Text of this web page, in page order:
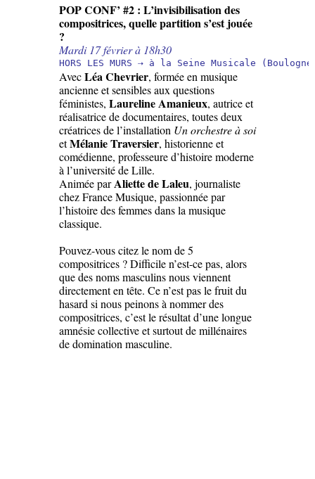
POP CONF’ #2 : L’invisibilisation des
compositrices, quelle partition s’est jouée
?
Mardi 17 février à 18h30
HORS LES MURS ⇢ à la Seine Musicale
AvecLéa Chevrier, formée en musique
ancienne et sensibles aux questions
féministes, Laureline Amanieux, autrice et
réalisatrice de documentaires, toutes deux
créatrices de l’installation Un orchestre à soi
etMélanie Traversier, historienne et
comédienne, professeure d’histoire moderne
à l’université de Lille.
Animée parAliette de Laleu, journaliste
chez France Musique, passionnée par
l’histoire des femmes dans la musique
classique.
Pouvez-vous citez le nom de 5
compositrices ? Difficile n’est-ce pas, alors
que des noms masculins nous viennent
directement en tête. Ce n’est pas le fruit du
hasard si nous peinons à nommer des
compositrices, c’est le résultat d’une longue
amnésie collective et surtout de millénaires
de domination masculine.